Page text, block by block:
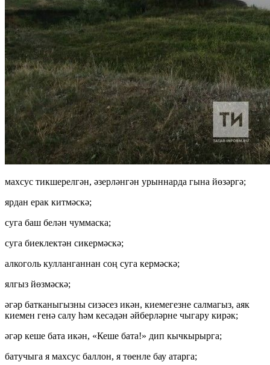
махсус тикшерелгән, әзерләнгән урыннарда гына йөзәргә;
ярдан ерак китмәскә;
суга баш белән чуммаска;
суга биеклектән сикермәскә;
алкоголь кулланганнан соң суга кермәскә;
ялгыз йөзмәскә;
әгәр батканыгызны сизәсез икән, киемегезне салмагыз, аяк
киемен генә салу һәм кесәдән әйберләрне чыгару кирәк;
әгәр кеше бата икән, «Кеше бата!» дип кычкырырга;
батучыга я махсус баллон, я төенле бау атарга;